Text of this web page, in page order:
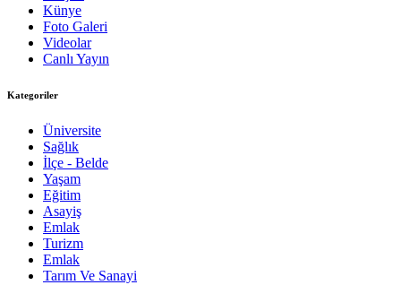
Künye
Foto Galeri
Videolar
Canlı Yayın
Kategoriler
Üniversite
Sağlık
İlçe - Belde
Yaşam
Eğitim
Asayiş
Emlak
Turizm
Emlak
Tarım Ve Sanayi